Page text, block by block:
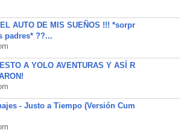
AUTO DE MIS SUEÑOS !!! *sorpr
padres* ??...
A YOLO AVENTURAS Y ASÍ R
- Justo a Tiempo (Versión Cum